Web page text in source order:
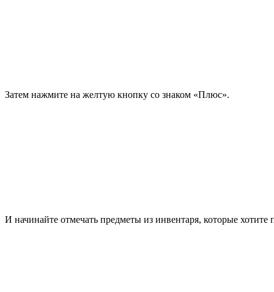
Затем нажмите на желтую кнопку со знаком «Плюс».
И начинайте отмечать предметы из инвентаря, которые хотите